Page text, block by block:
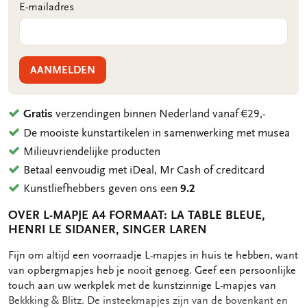
E-mailadres
AANMELDEN
Gratis verzendingen binnen Nederland vanaf €29,-
De mooiste kunstartikelen in samenwerking met musea
Milieuvriendelijke producten
Betaal eenvoudig met iDeal, Mr Cash of creditcard
Kunstliefhebbers geven ons een9.2
OVER L-MAPJE A4 FORMAAT: LA TABLE BLEUE,
HENRI LE SIDANER, SINGER LAREN
OMSCHRIJVING
Fijn om altijd een voorraadje L-mapjes in huis te hebben, want
van opbergmapjes heb je nooit genoeg. Geef een persoonlijke
touch aan uw werkplek met de kunstzinnige L-mapjes van
Bekkking & Blitz. De insteekmapjes zijn van de bovenkant en